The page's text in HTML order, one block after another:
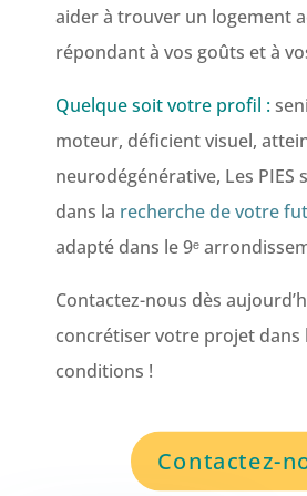
aider à trouver un logement
répondant à vos goûts et à
Quelque soit votre profil :
moteur, déficient visuel,
neurodégénérative, Les PIES
dans la recherche de votre
adapté dans le 9ᵉ
Contactez-nous dès
concrétiser votre projet dans
conditions !
Contactez-